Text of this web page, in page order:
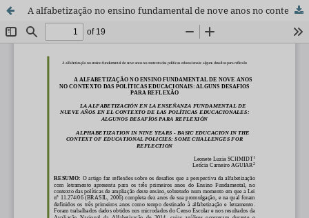
A alfabetização no ensino fundamental de nove anos no contexto das políticas educacionais: alguns desafios para reflexão